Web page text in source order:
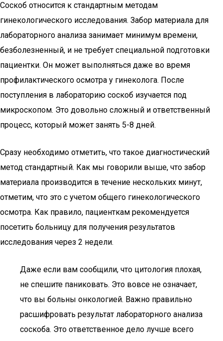
Соскоб относится к стандартным методам
гинекологического исследования. Забор материала для
лабораторного анализа занимает минимум времени,
безболезненный, и не требует специальной подготовки
пациентки. Он может выполняться даже во время
профилактического осмотра у гинеколога. После
поступления в лабораторию соскоб изучается под
микроскопом. Это довольно сложный и ответственный
процесс, который может занять 5-8 дней.
Сразу необходимо отметить, что такое диагностический
метод стандартный. Как мы говорили выше, что забор
материала производится в течение нескольких минут,
отметим, что это с учетом общего гинекологического
осмотра. Как правило, пациенткам рекомендуется
посетить больницу для получения результатов
исследования через 2 недели.
Даже если вам сообщили, что цитология плохая,
не спешите паниковать. Это вовсе не означает,
что вы больны онкологией. Важно правильно
расшифровать результат лабораторного анализа
соскоба. Это ответственное дело лучше всего